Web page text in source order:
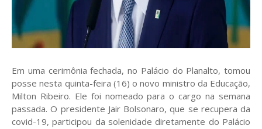
Em uma cerimônia fechada, no Palácio do Planalto, tomou
posse nesta quinta-feira (16) o novo ministro da Educação,
Milton Ribeiro. Ele foi nomeado para o cargo na semana
passada. O presidente Jair Bolsonaro, que se recupera da
covid-19, participou da solenidade diretamente do Palácio